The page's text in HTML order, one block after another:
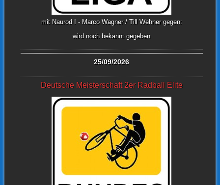
mit Naurod I - Marco Wagner / Till Wehner gegen:
wird noch bekannt gegeben
25/09/2026
Deutsche Meisterschaft 2er Radball Elite